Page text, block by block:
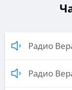
Радио
Радио